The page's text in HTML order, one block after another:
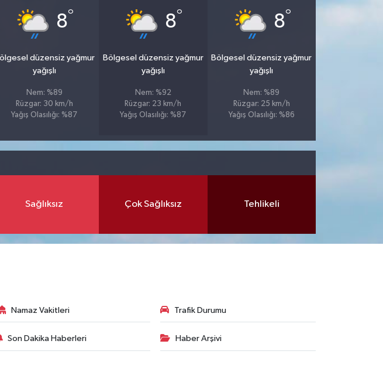
8°
düzensiz yağmur
yağışlı
Nem: %89
Rüzgar: 30 km/h
Yağış Olasılığı: %87
8°
Bölgesel düzensiz yağmur
yağışlı
Nem: %92
Rüzgar: 23 km/h
Yağış Olasılığı: %87
8°
Bölgesel düzensiz yağmur
yağışlı
Nem: %89
Rüzgar: 25 km/h
Yağış Olasılığı: %86
Sağlıksız Çok Sağlıksız Tehlikeli
Namaz Vakitleri Trafik Durumu
Son Dakika Haberleri Haber Arşivi